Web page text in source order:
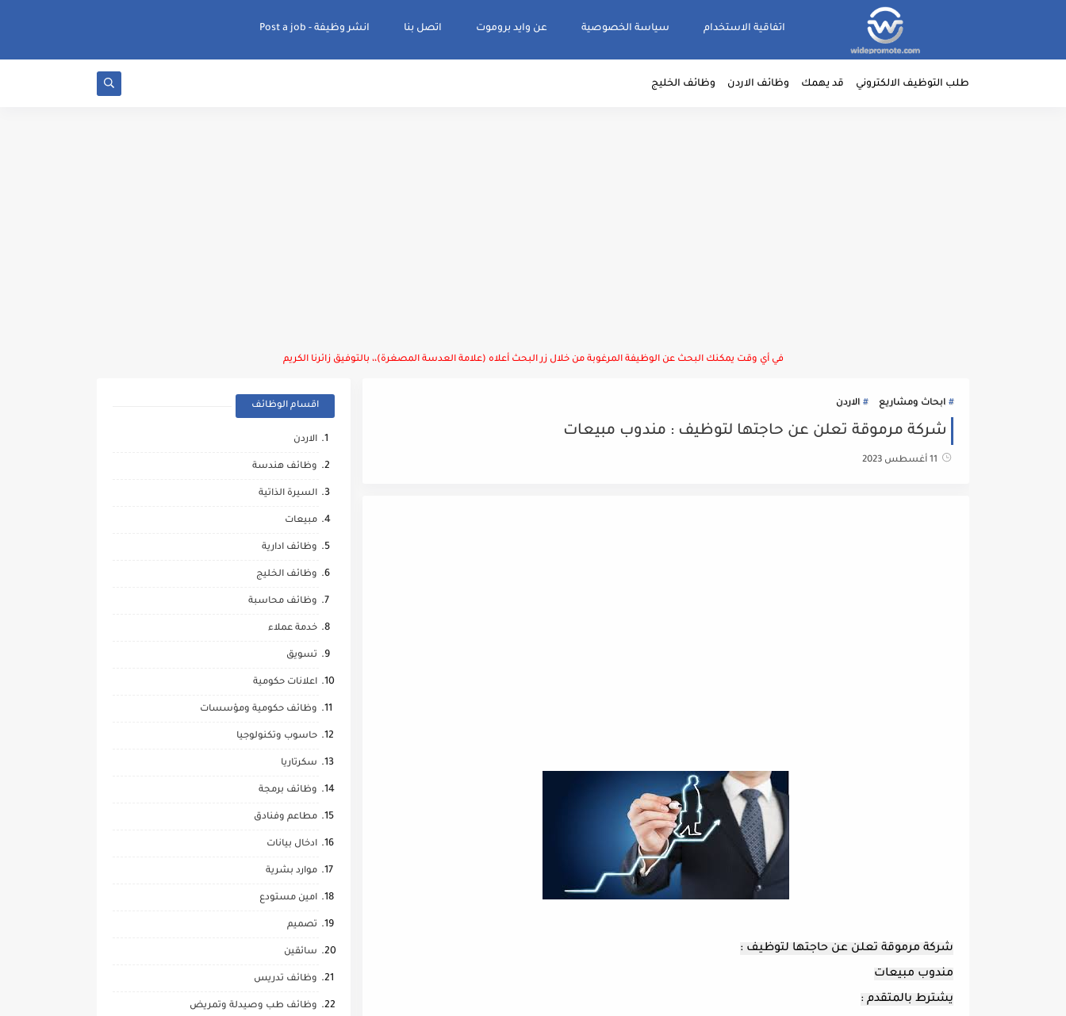
اتفاقية الاستخدام سياسة الخصوصية عن وايد بروموت اتصل بنا انشر وظيفة - Post a job
طلب التوظيف الالكتروني قد يهمك وظائف الاردن وظائف الخليج
في أي وقت يمكنك البحث عن الوظيفة المرغوبة من خلال زر البحث أعلاه (علامة العدسة المصغرة)،، بالتوفيق زائرنا الكريم
ابحاث ومشاريع الاردن
شركة مرموقة تعلن عن حاجتها لتوظيف : مندوب مبيعات
11 أغسطس 2023
شركة مرموقة تعلن عن حاجتها لتوظيف :
مندوب مبيعات
يشترط بالمتقدم :
اقسام الوظائف
الاردن
وظائف هندسة
السيرة الذاتية
مبيعات
وظائف ادارية
وظائف الخليج
وظائف محاسبة
خدمة عملاء
تسويق
اعلانات حكومية
وظائف حكومية ومؤسسات
حاسوب وتكنولوجيا
سكرتاريا
وظائف برمجة
مطاعم وفنادق
ادخال بيانات
موارد بشرية
امين مستودع
تصميم
سائقين
وظائف تدريس
وظائف طب وصيدلة وتمريض